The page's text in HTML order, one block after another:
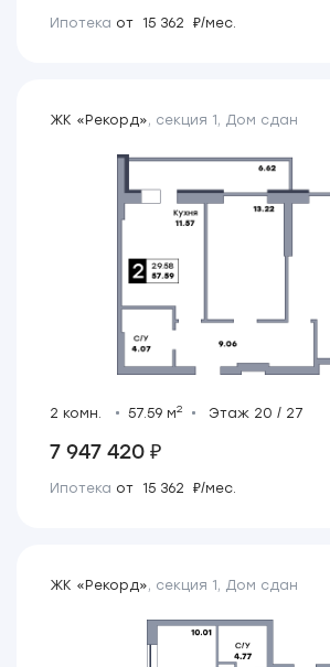
Ипотека от 15 362 ₽/мес.
ЖК «Рекорд», секция 1, Дом сдан
2 комн. 57.59 м2 Этаж 20 / 27
7 947 420 ₽
Ипотека от 15 362 ₽/мес.
ЖК «Рекорд», секция 1, Дом сдан